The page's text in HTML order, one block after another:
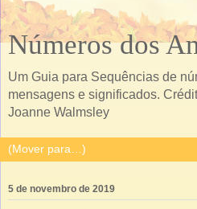
Números dos
Um Guia para Sequências de
mensagens e significados.
Joanne Walmsley
5 de novembro de 2019